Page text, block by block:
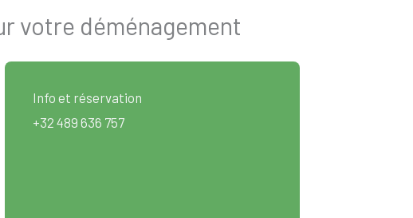
votre déménagement
Info et réservation
+32 489 636 757